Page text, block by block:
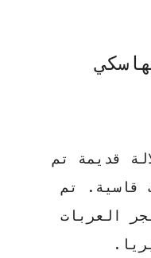
قديمة تم
قاسية. تم
العربات